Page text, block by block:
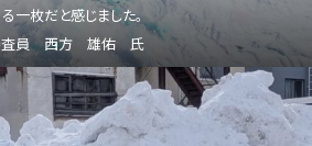
一枚だと感じました。
査員 西方 雄佑 氏